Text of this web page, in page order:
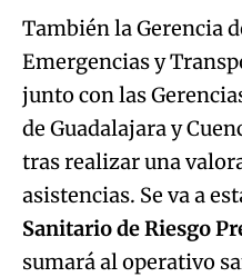
También la Gerencia
Emergencias y
junto con las
de Guadalajara y
tras realizar una
asistencias. Se va a
Sanitario de Riesgo
sumará al operativo